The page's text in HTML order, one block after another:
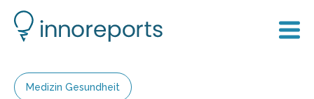
Medizin Gesundheit